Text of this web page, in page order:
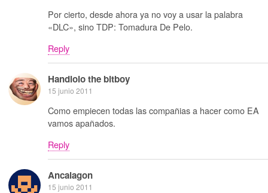
Por cierto, desde ahora ya no voy a usar la palabra
«DLC», sino TDP: Tomadura De Pelo.
Reply
Handlolo the bitboy
15 junio 2011
Como empiecen todas las compañias a hacer como EA
vamos apañados.
Reply
Ancalagon
15 junio 2011